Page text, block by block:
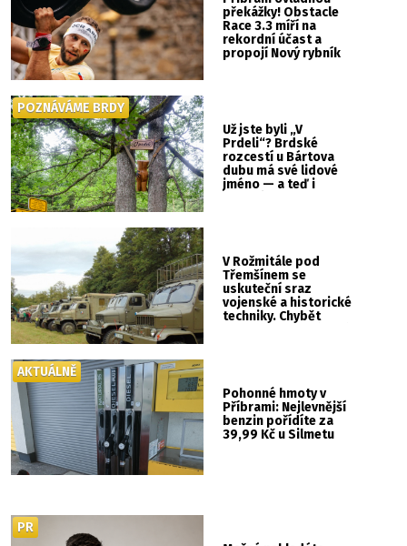
překážky! Obstacle
Race 3.3 míří na
rekordní účast a
propojí Nový rybník
Už jste byli „V
Prdeli“? Brdské
rozcestí u Bártova
dubu má své lidové
jméno — a teď i
POZNÁVÁME BRDY
V Rožmitále pod
Třemšínem se
uskuteční sraz
vojenské a historické
techniky. Chybět
Pohonné hmoty v
Příbrami: Nejlevnější
benzin pořídíte za
39,99 Kč u Silmetu
AKTUÁLNĚ
PR